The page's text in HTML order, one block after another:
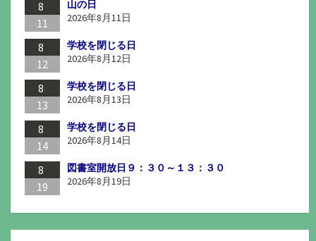
8
11
山の日
2026年8月11日
8
12
学校を閉じる日
2026年8月12日
8
13
学校を閉じる日
2026年8月13日
8
14
学校を閉じる日
2026年8月14日
8
19
図書室開放日９：３０～１３：３０
2026年8月19日